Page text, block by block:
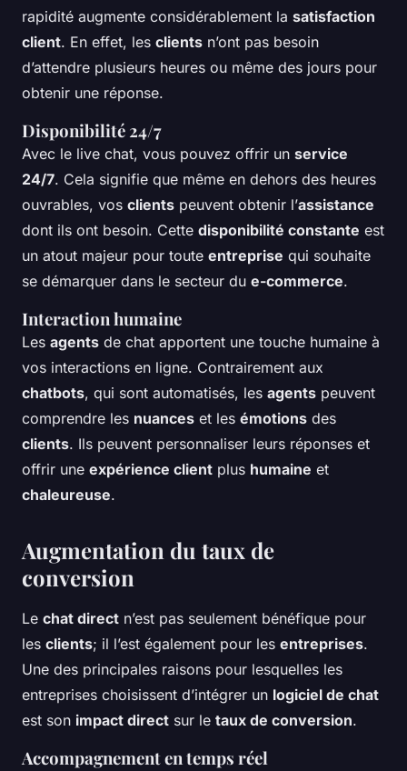
rapidité augmente considérablement la satisfaction
client. En effet, les clients n’ont pas besoin
d’attendre plusieurs heures ou même des jours pour
obtenir une réponse.
Disponibilité 24/7
Avec le live chat, vous pouvez offrir un service
24/7. Cela signifie que même en dehors des heures
ouvrables, vos clients peuvent obtenir l’assistance
dont ils ont besoin. Cette disponibilité constante est
un atout majeur pour toute entreprise qui souhaite
se démarquer dans le secteur du e-commerce.
Interaction humaine
Les agents de chat apportent une touche humaine à
vos interactions en ligne. Contrairement aux
chatbots, qui sont automatisés, les agents peuvent
comprendre les nuances et les émotions des
clients. Ils peuvent personnaliser leurs réponses et
offrir une expérience client plus humaine et
chaleureuse.
Augmentation du taux de
conversion
Le chat direct n’est pas seulement bénéfique pour
les clients; il l’est également pour les entreprises.
Une des principales raisons pour lesquelles les
entreprises choisissent d’intégrer un logiciel de chat
est son impact direct sur le taux de conversion.
Accompagnement en temps réel